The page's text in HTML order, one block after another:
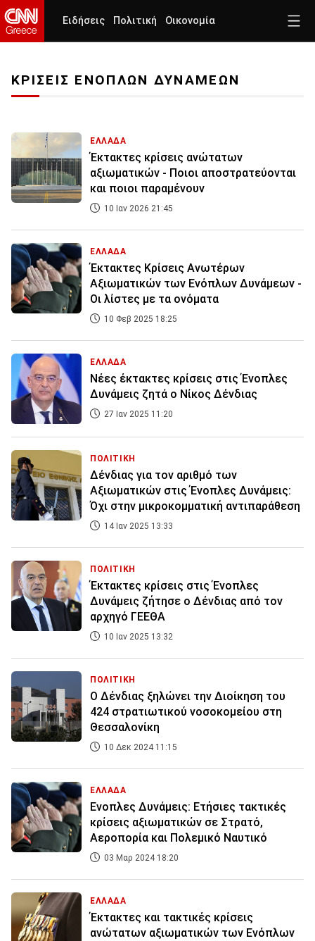
Ειδήσεις Πολιτική Οικονομία
ΚΡΙΣΕΙΣ ΕΝΟΠΛΩΝ ΔΥΝΑΜΕΩΝ
ΕΛΛΑΔΑ
Έκτακτες κρίσεις ανώτατων
αξιωματικών - Ποιοι αποστρατεύονται
και ποιοι παραμένουν
10 Ιαν 2026 21:45
ΕΛΛΑΔΑ
Έκτακτες Κρίσεις Ανωτέρων
Αξιωματικών των Ενόπλων Δυνάμεων -
Οι λίστες με τα ονόματα
10 Φεβ 2025 18:25
ΕΛΛΑΔΑ
Νέες έκτακτες κρίσεις στις Ένοπλες
Δυνάμεις ζητά ο Νίκος Δένδιας
27 Ιαν 2025 11:20
ΠΟΛΙΤΙΚΗ
Δένδιας για τον αριθμό των
Αξιωματικών στις Ένοπλες Δυνάμεις:
Όχι στην μικροκομματική αντιπαράθεση
14 Ιαν 2025 13:33
ΠΟΛΙΤΙΚΗ
Έκτακτες κρίσεις στις Ένοπλες
Δυνάμεις ζήτησε ο Δένδιας από τον
αρχηγό ΓΕΕΘΑ
10 Ιαν 2025 13:32
ΠΟΛΙΤΙΚΗ
Ο Δένδιας ξηλώνει την Διοίκηση του
424 στρατιωτικού νοσοκομείου στη
Θεσσαλονίκη
10 Δεκ 2024 11:15
ΕΛΛΑΔΑ
Ενοπλες Δυνάμεις: Ετήσιες τακτικές
κρίσεις αξιωματικών σε Στρατό,
Αεροπορία και Πολεμικό Ναυτικό
03 Μαρ 2024 18:20
ΕΛΛΑΔΑ
Έκτακτες και τακτικές κρίσεις
ανώτατων αξιωματικών των Ενόπλων